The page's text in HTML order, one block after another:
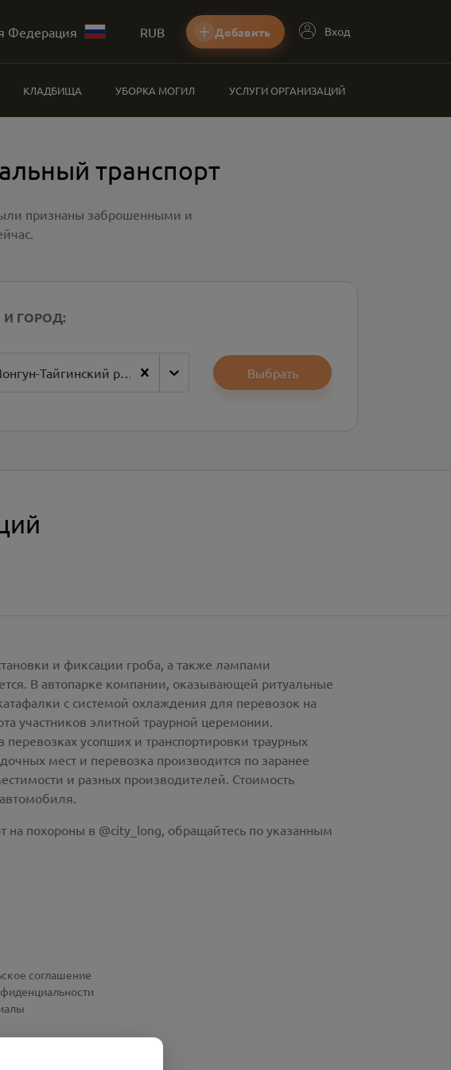
Федерация RUB Добавить Вход
КЛАДБИЩА УБОРКА МОГИЛ УСЛУГИ ОРГАНИЗАЦИЙ
транспорт
признаны заброшенными и
И ГОРОД:
Монгун-Тайгинский район Выбрать
и фиксации гроба, а также лампами
В автопарке компании, оказывающей ритуальные
с системой охлаждения для перевозок на
участников элитной траурной церемонии.
усопших и транспортировки траурных
мест и перевозка производится по заранее
и разных производителей. Стоимость
на похороны в @city_long, обращайтесь по указанным
соглашение